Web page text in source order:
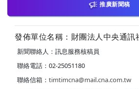
推廣新聞稿
發佈單位名稱：財團法人中央通訊
新聞聯絡人：訊息服務核稿員
聯絡電話：02-25051180
聯絡信箱： timtimcna@mail.cna.com.tw